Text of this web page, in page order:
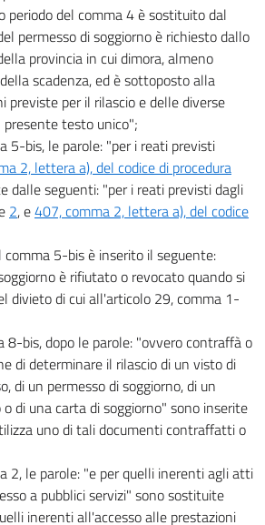
periodo del comma 4 è sostituito dal
permesso di soggiorno è richiesto dallo
provincia in cui dimora, almeno
scadenza, ed è sottoposto alla
previste per il rilascio e delle diverse
testo unico";
5-bis, le parole: "per i reati previsti
2, lettera a), del codice di procedura
dalle seguenti: "per i reati previsti dagli
2, e407, comma 2, lettera a), del codice
5-bis è inserito il seguente:
è rifiutato o revocato quando si
divieto di cui all'articolo 29, comma 1-
8-bis, dopo le parole: "ovvero contraffà o
di determinare il rilascio di un visto di
di un permesso di soggiorno, di un
di una carta di soggiorno" sono inserite
uno di tali documenti contraffatti o
2, le parole: "e per quelli inerenti agli atti
a pubblici servizi" sono sostituite
inerenti all'accesso alle prestazioni